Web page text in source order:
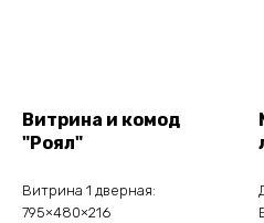
Витрина и комод
"Роял"
Витрина 1 дверная:
795×480×216